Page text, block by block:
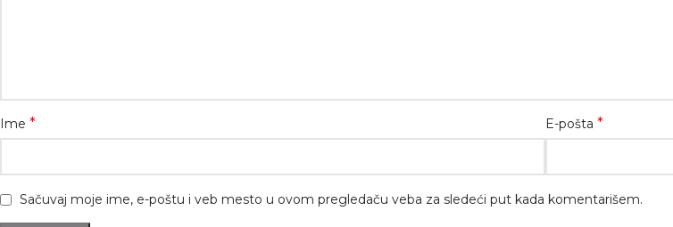
Ime * E-pošta *
Sačuvaj moje ime, e-poštu i veb mesto u ovom pregledaču veba za sledeći put kada komentarišem.